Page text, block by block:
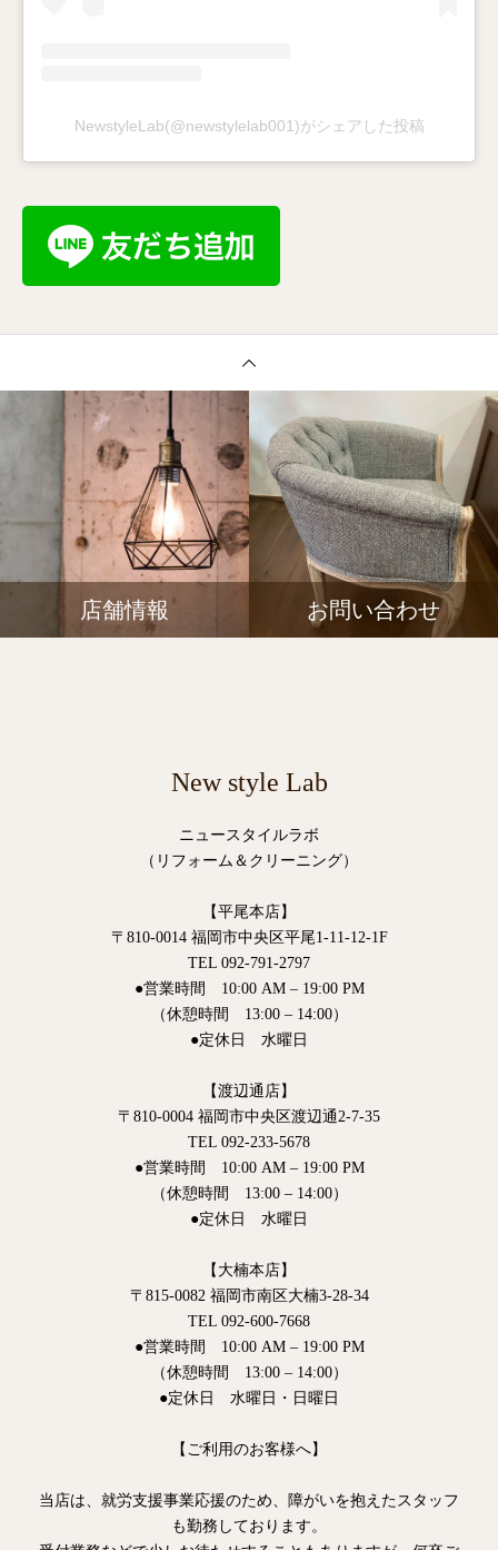
NewstyleLab(@newstylelab001)がシェアした投稿
店舗情報 お問い合わせ
New style Lab
ニュースタイルラボ
（リフォーム＆クリーニング）
【平尾本店】
〒810-0014 福岡市中央区平尾1-11-12-1F
TEL 092-791-2797
●営業時間 10:00 AM – 19:00 PM
（休憩時間 13:00 – 14:00）
●定休日 水曜日
【渡辺通店】
〒810-0004 福岡市中央区渡辺通2-7-35
TEL 092-233-5678
●営業時間 10:00 AM – 19:00 PM
（休憩時間 13:00 – 14:00）
●定休日 水曜日
【大楠本店】
〒815-0082 福岡市南区大楠3-28-34
TEL 092-600-7668
●営業時間 10:00 AM – 19:00 PM
（休憩時間 13:00 – 14:00）
●定休日 水曜日・日曜日
【ご利用のお客様へ】
当店は、就労支援事業応援のため、障がいを抱えたスタッフ
も勤務しております。